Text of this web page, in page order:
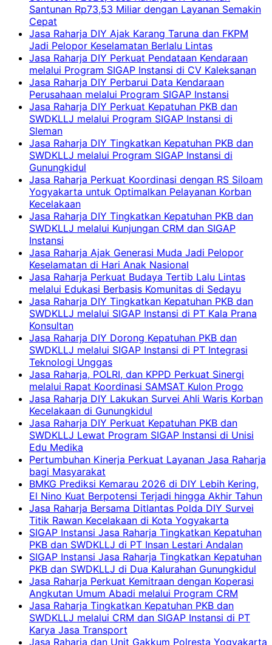
Santunan Rp73,53 Miliar dengan Layanan Semakin
Cepat
Jasa Raharja DIY Ajak Karang Taruna dan FKPM
Jadi Pelopor Keselamatan Berlalu Lintas
Jasa Raharja DIY Perkuat Pendataan Kendaraan
melalui Program SIGAP Instansi di CV Kaleksanan
Jasa Raharja DIY Perbarui Data Kendaraan
Perusahaan melalui Program SIGAP Instansi
Jasa Raharja DIY Perkuat Kepatuhan PKB dan
SWDKLLJ melalui Program SIGAP Instansi di
Sleman
Jasa Raharja DIY Tingkatkan Kepatuhan PKB dan
SWDKLLJ melalui Program SIGAP Instansi di
Gunungkidul
Jasa Raharja Perkuat Koordinasi dengan RS Siloam
Yogyakarta untuk Optimalkan Pelayanan Korban
Kecelakaan
Jasa Raharja DIY Tingkatkan Kepatuhan PKB dan
SWDKLLJ melalui Kunjungan CRM dan SIGAP
Instansi
Jasa Raharja Ajak Generasi Muda Jadi Pelopor
Keselamatan di Hari Anak Nasional
Jasa Raharja Perkuat Budaya Tertib Lalu Lintas
melalui Edukasi Berbasis Komunitas di Sedayu
Jasa Raharja DIY Tingkatkan Kepatuhan PKB dan
SWDKLLJ melalui SIGAP Instansi di PT Kala Prana
Konsultan
Jasa Raharja DIY Dorong Kepatuhan PKB dan
SWDKLLJ melalui SIGAP Instansi di PT Integrasi
Teknologi Unggas
Jasa Raharja, POLRI, dan KPPD Perkuat Sinergi
melalui Rapat Koordinasi SAMSAT Kulon Progo
Jasa Raharja DIY Lakukan Survei Ahli Waris Korban
Kecelakaan di Gunungkidul
Jasa Raharja DIY Perkuat Kepatuhan PKB dan
SWDKLLJ Lewat Program SIGAP Instansi di Unisi
Edu Medika
Pertumbuhan Kinerja Perkuat Layanan Jasa Raharja
bagi Masyarakat
BMKG Prediksi Kemarau 2026 di DIY Lebih Kering,
El Nino Kuat Berpotensi Terjadi hingga Akhir Tahun
Jasa Raharja Bersama Ditlantas Polda DIY Survei
Titik Rawan Kecelakaan di Kota Yogyakarta
SIGAP Instansi Jasa Raharja Tingkatkan Kepatuhan
PKB dan SWDKLLJ di PT Insan Lestari Andalan
SIGAP Instansi Jasa Raharja Tingkatkan Kepatuhan
PKB dan SWDKLLJ di Dua Kalurahan Gunungkidul
Jasa Raharja Perkuat Kemitraan dengan Koperasi
Angkutan Umum Abadi melalui Program CRM
Jasa Raharja Tingkatkan Kepatuhan PKB dan
SWDKLLJ melalui CRM dan SIGAP Instansi di PT
Karya Jasa Transport
Jasa Raharja dan Unit Gakkum Polresta Yogyakarta